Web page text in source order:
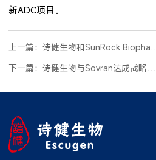
新ADC项目。
上一篇： 诗健生物和SunRock Biopharma宣布合作 多家媒体报道
下一篇： 诗健生物与Sovran达成战略合作 共拓下一代抗体和ADC药物开发